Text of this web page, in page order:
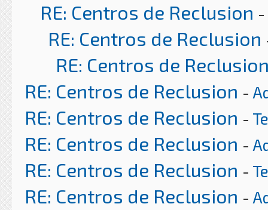
RE: Centros de Reclusion -
RE: Centros de Reclusion
RE: Centros de
RE: Centros de Reclusion -
RE: Centros de Reclusion -
RE: Centros de Reclusion -
RE: Centros de Reclusion -
RE: Centros de Reclusion -